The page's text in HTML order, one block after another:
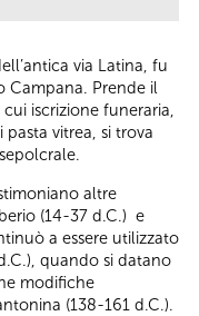
via Latina, fu
Campana. Prende il
cui iscrizione funeraria,
vitrea, si trova
altre
(14-37 d.C.) e
a essere utilizzato
quando si datano
modifiche
(138-161 d.C.).